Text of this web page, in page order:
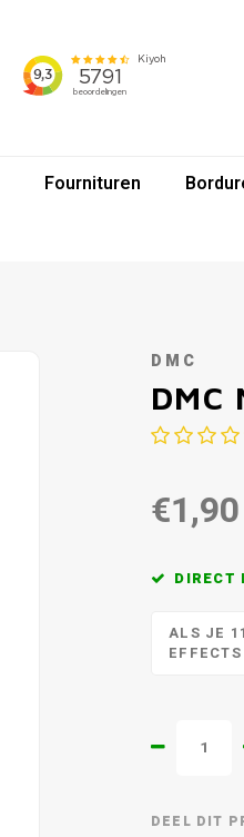
Fournituren
DMC
€1,90
DIRECT
ALS JE
DEEL DIT